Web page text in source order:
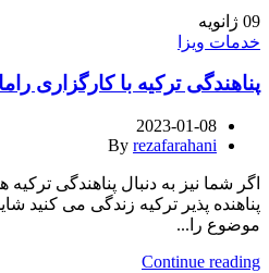
09 ژانویه
خدمات ویزا
پناهندگی ترکیه با کارگزاری
2023-01-08
By rezafarahani
اگر شما نیز به دنبال پناهندگی
پناهنده پذیر ترکیه زندگی می کنید
موضوع را...
Continue reading